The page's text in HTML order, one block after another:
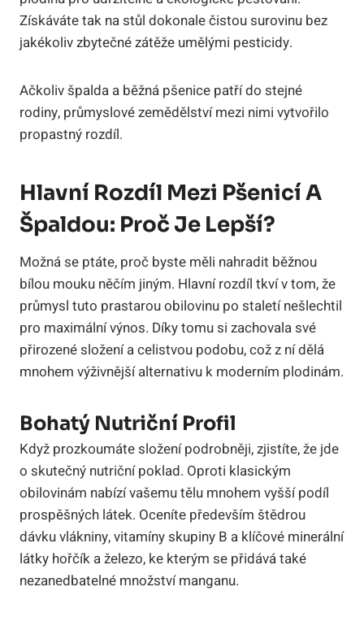
Získáváte tak na stůl dokonale čistou surovinu bez
jakékoliv zbytečné zátěže umělými pesticidy.
Ačkoliv špalda a běžná pšenice patří do stejné
rodiny, průmyslové zemědělství mezi nimi vytvořilo
propastný rozdíl.
Hlavní Rozdíl Mezi Pšenicí A
Špaldou: Proč Je Lepší?
Možná se ptáte, proč byste měli nahradit běžnou
bílou mouku něčím jiným. Hlavní rozdíl tkví v tom, že
průmysl tuto prastarou obilovinu po staletí nešlechtil
pro maximální výnos. Díky tomu si zachovala své
přirozené složení a celistvou podobu, což z ní dělá
mnohem výživnější alternativu k moderním plodinám.
Bohatý Nutriční Profil
Když prozkoumáte složení podrobněji, zjistíte, že jde
o skutečný nutriční poklad. Oproti klasickým
obilovinám nabízí vašemu tělu mnohem vyšší podíl
prospěšných látek. Oceníte především štědrou
dávku vlákniny, vitamíny skupiny B a klíčové minerální
látky hořčík a železo, ke kterým se přidává také
nezanedbatelné množství manganu.